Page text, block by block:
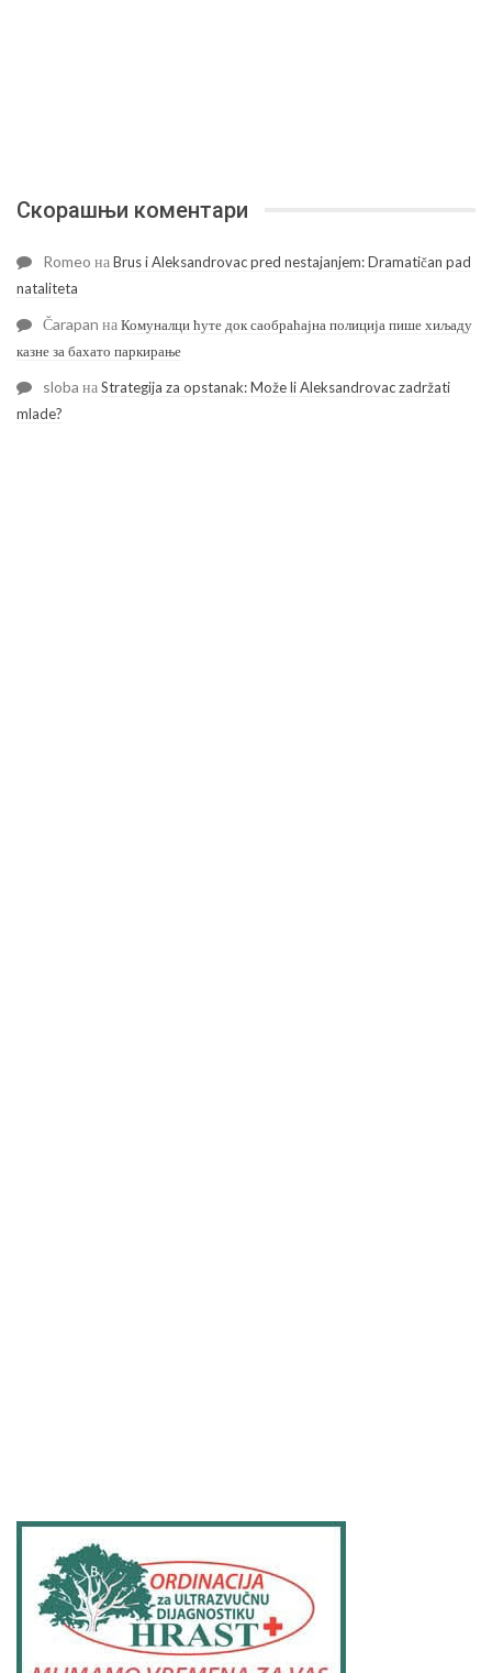
Скорашњи коментари
Romeo наBrus i Aleksandrovac pred nestajanjem: Dramatičan pad
nataliteta
Čarapan наКомуналци ћуте док саобраћајна полиција пише хиљаду
казне за бахато паркирање
sloba наStrategija za opstanak: Može li Aleksandrovac zadržati
mlade?